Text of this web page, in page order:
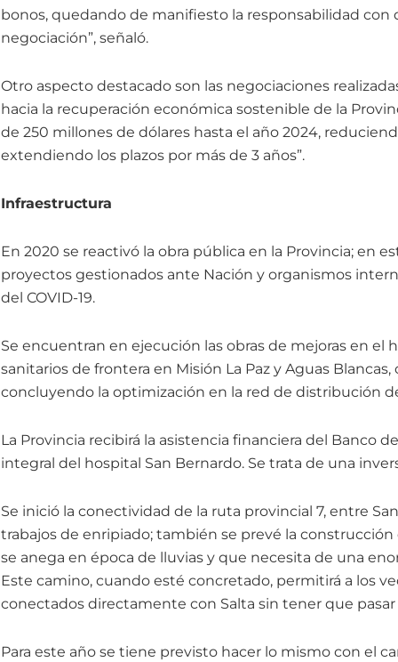
bonos, quedando de manifiesto la responsabilidad con
negociación”, señaló.
Otro aspecto destacado son las negociaciones
hacia la recuperación económica sostenible de la
de 250 millones de dólares hasta el año 2024,
extendiendo los plazos por más de 3 años”.
Infraestructura
En 2020 se reactivó la obra pública en la Provincia; en
proyectos gestionados ante Nación y organismos
del COVID-19.
Se encuentran en ejecución las obras de mejoras en el
sanitarios de frontera en Misión La Paz y Aguas
concluyendo la optimización en la red de distribución
La Provincia recibirá la asistencia financiera del Banco
integral del hospital San Bernardo. Se trata de una
Se inició la conectividad de la ruta provincial 7, entre
trabajos de enripiado; también se prevé la
se anega en época de lluvias y que necesita de una
Este camino, cuando esté concretado, permitirá a los
conectados directamente con Salta sin tener que
Para este año se tiene previsto hacer lo mismo con el